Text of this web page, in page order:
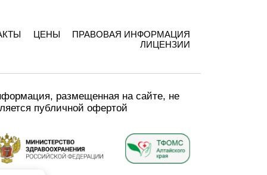
ЦЕНЫ
ПРАВОВАЯ ИНФОРМАЦИЯ
ЛИЦЕНЗИИ
размещенная на сайте, не
публичной офертой